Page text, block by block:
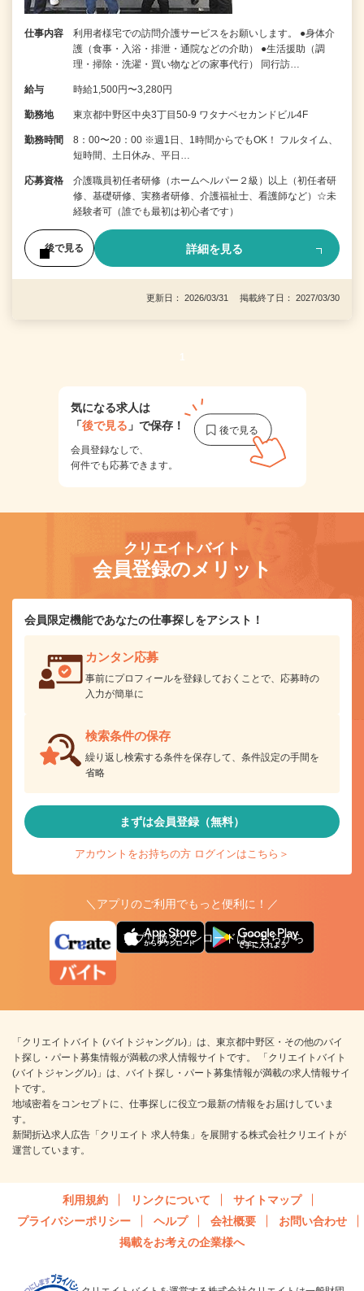
仕事内容
利用者様宅での訪問介護サービスをお願いします。 ●身体介
護（食事・入浴・排泄・通院などの介助） ●生活援助（調
理・掃除・洗濯・買い物などの家事代行） 同行訪…
給与 時給1,500円〜3,280円
勤務地 東京都中野区中央3丁目50-9 ワタナベセカンドビル4F
勤務時間
8：00〜20：00 ※週1日、1時間からでもOK！ フルタイム、
短時間、土日休み、平日…
応募資格
介護職員初任者研修（ホームヘルパー２級）以上（初任者研
修、基礎研修、実務者研修、介護福祉士、看護師など）☆未
経験者可（誰でも最初は初心者です）
後で見る 詳細を見る
更新日： 2026/03/31 掲載終了日： 2027/03/30
1
気になる求人は
「後で見る 」で保存！
会員登録なしで、
何件でも応募できます。
クリエイトバイト
会員登録のメリット
会員限定機能であなたの仕事探しをアシスト！
カンタン応募
事前にプロフィールを登録しておくことで、応募時の
入力が簡単に
検索条件の保存
繰り返し検索する条件を保存して、条件設定の手間を
省略
まずは会員登録（無料）
アカウントをお持ちの方 ログインはこちら＞
＼アプリのご利用でもっと便利に！／
アプリ版ダウンロードはこちらから
「クリエイトバイト (バイトジャングル)」は、東京都中野区・その他のバイ
ト探し・パート募集情報が満載の求人情報サイトです。 「クリエイトバイト
(バイトジャングル)」は、バイト探し・パート募集情報が満載の求人情報サイ
トです。
地域密着をコンセプトに、仕事探しに役立つ最新の情報をお届けしていま
す。
新聞折込求人広告「クリエイト 求人特集」を展開する株式会社クリエイトが
運営しています。
利用規約 リンクについて
サイトマップ
プライバシーポリシー
ヘルプ 会社概要
お問い合わせ
掲載をお考えの企業様へ